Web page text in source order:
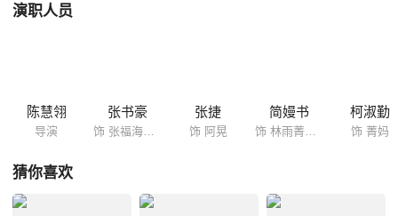
演职人员
陈慧翎
导演
张书豪 张捷
饰 阿晃
简嫚书 柯淑勤
饰 菁妈
猜你喜欢